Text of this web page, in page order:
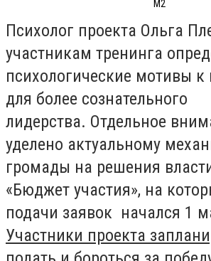
М2
Психолог проекта Ольга
участникам тренинга
психологические мотивы
для более сознательного
лидерства. Отдельное
уделено актуальному
громады на решения
«Бюджет участия», на
подачи заявок начался 1
Участники проекта